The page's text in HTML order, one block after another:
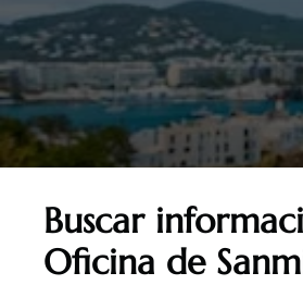
Buscar
Oficina de